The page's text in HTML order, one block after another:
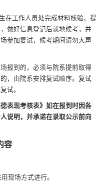
在工作人员处完成材料核验、提
做好信息登记后就地候考，并
参加复试，候考期间请勿大声
报到的，必须与院系提前取得
，由院系安排复试顺序。复试
试。
表现考核表》如在报到时因各
说明，并承诺在录取公示前向
容
现场方式进行。